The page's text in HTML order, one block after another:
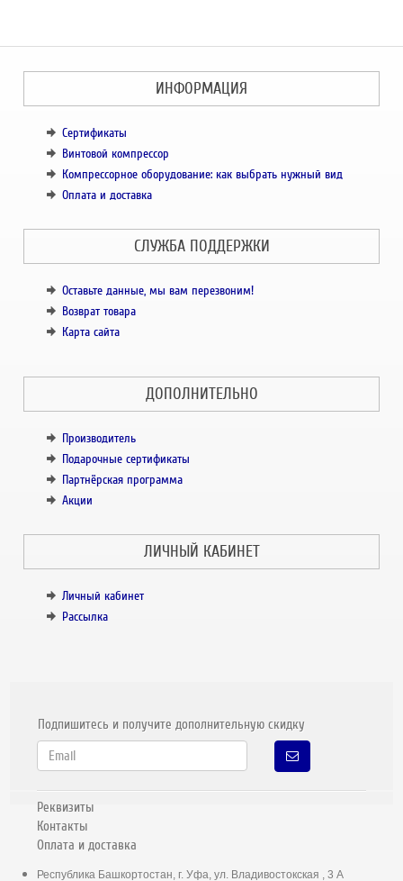
ИНФОРМАЦИЯ
Сертификаты
Винтовой компрессор
Компрессорное оборудование: как выбрать нужный вид
Оплата и доставка
СЛУЖБА ПОДДЕРЖКИ
Оставьте данные, мы вам перезвоним!
Возврат товара
Карта сайта
ДОПОЛНИТЕЛЬНО
Производитель
Подарочные сертификаты
Партнёрская программа
Акции
ЛИЧНЫЙ КАБИНЕТ
Личный кабинет
Рассылка
Подпишитесь и получите дополнительную скидку
Реквизиты
Контакты
Оплата и доставка
Республика Башкортостан, г. Уфа, ул. Владивостокская , 3 А